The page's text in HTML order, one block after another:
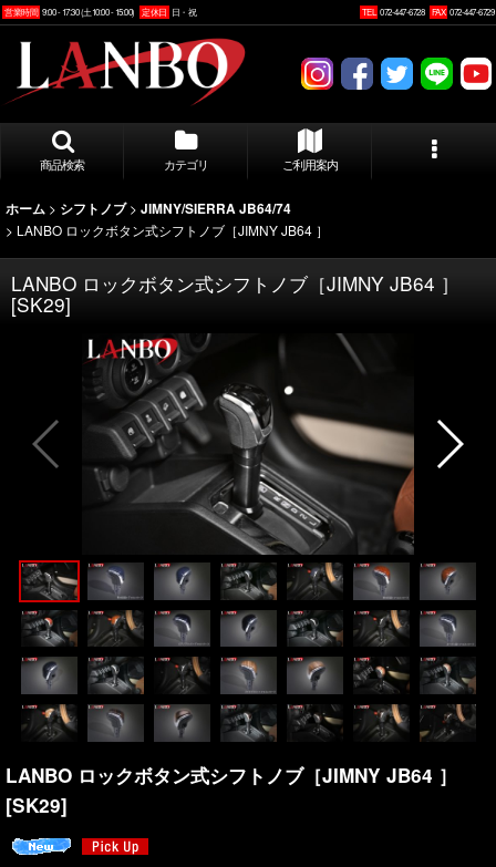
営業時間 9:00 - 17:30 (土10:00 - 15:00) 定休日 日・祝 TEL 072-447-6728 FAX 072-447-6729
商品検索 カテゴリ ご利用案内
ホーム > シフトノブ > JIMNY/SIERRA JB64/74
> LANBO ロックボタン式シフトノブ［JIMNY JB64 ］
LANBO ロックボタン式シフトノブ［JIMNY JB64 ］
[SK29]
LANBO ロックボタン式シフトノブ［JIMNY JB64 ］
[SK29]